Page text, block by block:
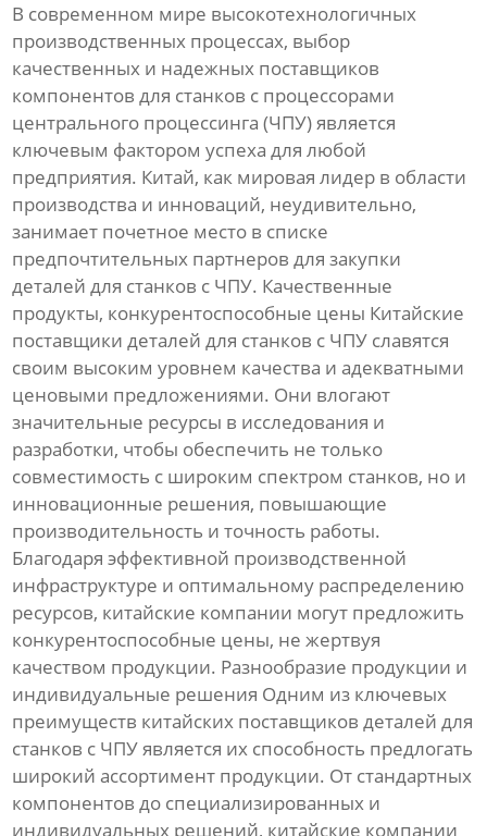
В современном мире высокотехнологичных
производственных процессах, выбор
качественных и надежных поставщиков
компонентов для станков с процессорами
центрального процессинга (ЧПУ) является
ключевым фактором успеха для любой
предприятия. Китай, как мировая лидер в области
производства и инноваций, неудивительно,
занимает почетное место в списке
предпочтительных партнеров для закупки
деталей для станков с ЧПУ. Качественные
продукты, конкурентоспособные цены Китайские
поставщики деталей для станков с ЧПУ славятся
своим высоким уровнем качества и адекватными
ценовыми предложениями. Они влогают
значительные ресурсы в исследования и
разработки, чтобы обеспечить не только
совместимость с широким спектром станков, но и
инновационные решения, повышающие
производительность и точность работы.
Благодаря эффективной производственной
инфраструктуре и оптимальному распределению
ресурсов, китайские компании могут предложить
конкурентоспособные цены, не жертвуя
качеством продукции. Разнообразие продукции и
индивидуальные решения Одним из ключевых
преимуществ китайских поставщиков деталей для
станков с ЧПУ является их способность предлогать
широкий ассортимент продукции. От стандартных
компонентов до специализированных и
индивидуальных решений, китайские компании